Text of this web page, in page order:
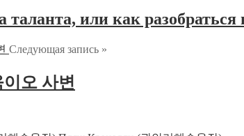
таланта, или как
Следующая запись »
오 사변